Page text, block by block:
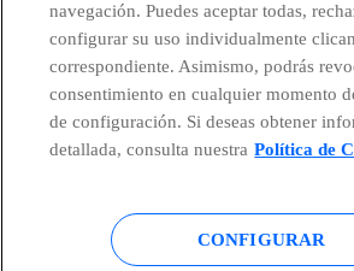
Canal de Denuncias
Centro Global Transparencia
© Telefónica S.A.
navegación. Puedes aceptar todas,
configurar su uso individualmente
correspondiente. Asimismo, podrás
consentimiento en cualquier momento
de configuración. Si deseas obtener
detallada, consulta nuestra Política de
CONFIGURAR